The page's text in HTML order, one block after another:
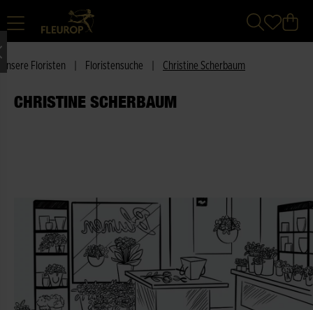
Unsere Floristen Floristensuche Christine Scherbaum
CHRISTINE SCHERBAUM